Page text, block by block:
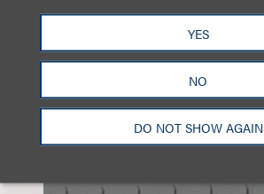
YES
NO
DO NOT SHOW AGAIN
查看更多些相关专业人士